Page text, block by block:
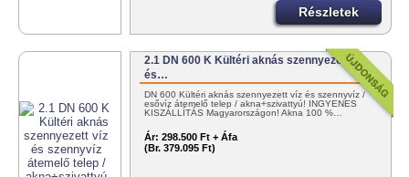
Részletek
2.1 DN 600 K Kültéri aknás szennyezett víz
és…
DN 600 Kültéri aknás szennyezett víz és szennyvíz /
esővíz átemelő telep / akna+szivattyú! INGYENES
KISZÁLLÍTÁS Magyarországon! Akna 100 %…
Ár: 298.500 Ft + Áfa
(Br. 379.095 Ft)